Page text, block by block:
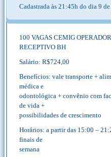
Cadastrada às 21:45h do dia 9
100 VAGAS CEMIG
RECEPTIVO BH
Salário: R$724,00
Benefícios: vale transporte +
médica e
odontológica + convênio com
de vida +
possibilidades de crescimento
Horários: a partir das 15:00 –
finais de
semana